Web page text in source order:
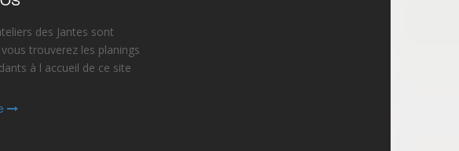
des Jantes sont
trouverez les planings
à l accueil de ce site